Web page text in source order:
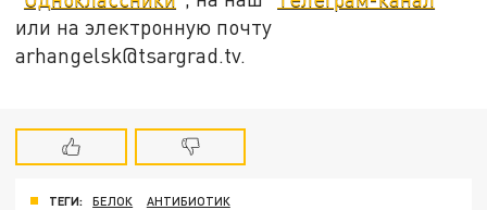
или на электронную почту
arhangelsk@tsargrad.tv.
ТЕГИ: БЕЛОК АНТИБИОТИК